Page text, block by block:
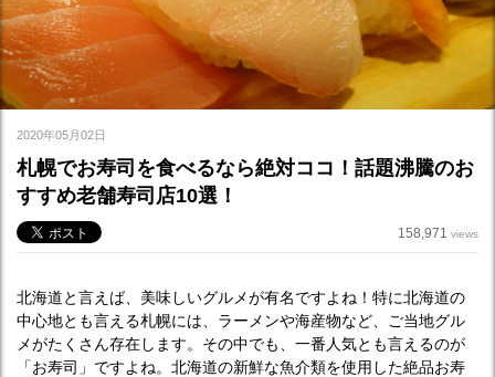
2020年05月02日
札幌でお寿司を食べるなら絶対ココ！話題沸騰のお
すすめ老舗寿司店10選！
158,971 views
北海道と言えば、美味しいグルメが有名ですよね！特に北海道の
中心地とも言える札幌には、ラーメンや海産物など、ご当地グル
メがたくさん存在します。その中でも、一番人気とも言えるのが
「お寿司」ですよね。北海道の新鮮な魚介類を使用した絶品お寿